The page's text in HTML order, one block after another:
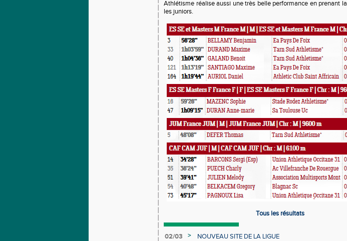
Athlétisme réalise aussi une très belle performance en prenant la
les juniors.
Tous les résultats
02/03 >
NOUVEAU SITE DE LA LIGUE